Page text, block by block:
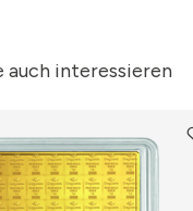
auch interessieren